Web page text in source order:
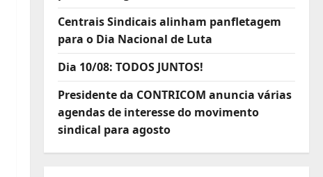
Centrais Sindicais alinham panfletagem
para o Dia Nacional de Luta
Dia 10/08: TODOS JUNTOS!
Presidente da CONTRICOM anuncia várias
agendas de interesse do movimento
sindical para agosto